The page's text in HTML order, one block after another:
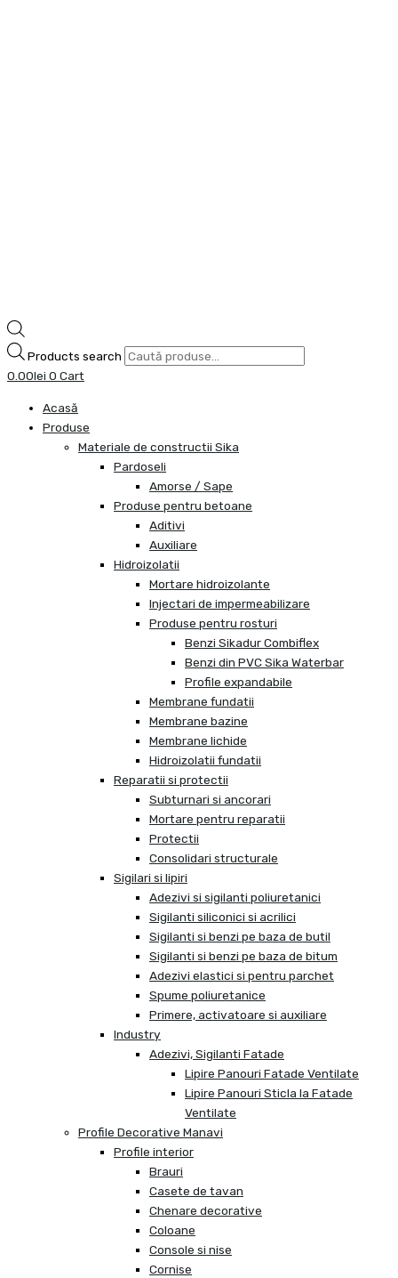
Products search
0.00lei 0 Cart
Acasă
Produse
Materiale de constructii Sika
Pardoseli
Amorse / Sape
Produse pentru betoane
Aditivi
Auxiliare
Hidroizolatii
Mortare hidroizolante
Injectari de impermeabilizare
Produse pentru rosturi
Benzi Sikadur Combiflex
Benzi din PVC Sika Waterbar
Profile expandabile
Membrane fundatii
Membrane bazine
Membrane lichide
Hidroizolatii fundatii
Reparatii si protectii
Subturnari si ancorari
Mortare pentru reparatii
Protectii
Consolidari structurale
Sigilari si lipiri
Adezivi si sigilanti poliuretanici
Sigilanti siliconici si acrilici
Sigilanti si benzi pe baza de butil
Sigilanti si benzi pe baza de bitum
Adezivi elastici si pentru parchet
Spume poliuretanice
Primere, activatoare si auxiliare
Industry
Adezivi, Sigilanti Fatade
Lipire Panouri Fatade Ventilate
Lipire Panouri Sticla la Fatade
Ventilate
Profile Decorative Manavi
Profile interior
Brauri
Casete de tavan
Chenare decorative
Coloane
Console si nise
Cornise